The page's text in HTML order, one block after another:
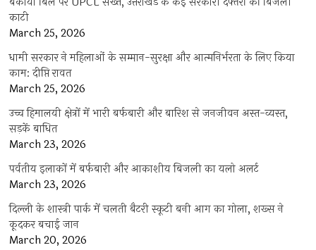
काटी
March 25, 2026
धामी सरकार ने महिलाओं के सम्मान-सुरक्षा और आत्मनिर्भरता के लिए किया
काम: दीप्ति रावत
March 25, 2026
उच्च हिमालयी क्षेत्रों में भारी बर्फबारी और बारिश से जनजीवन अस्त-व्यस्त,
सड़कें बाधित
March 23, 2026
पर्वतीय इलाकों में बर्फबारी और आकाशीय बिजली का यलो अलर्ट
March 23, 2026
दिल्ली के शास्त्री पार्क में चलती बैटरी स्कूटी बनी आग का गोला, शख्स ने
कूदकर बचाई जान
March 20, 2026